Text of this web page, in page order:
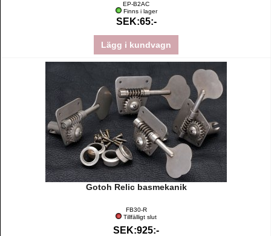
EP-B2AC
Finns i lager
SEK:65:-
Lägg i kundvagn
Gotoh Relic basmekanik
FB30-R
Tillfälligt slut
SEK:925:-